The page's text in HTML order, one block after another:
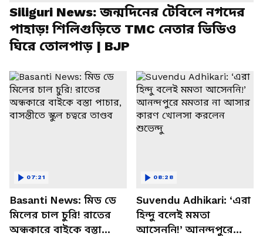
Siliguri News: জন্মদিনের টেবিলে নগদের
পাহাড়! শিলিগুড়িতে TMC নেতার ভিডিও
ঘিরে তোলপাড় | BJP
Basanti News: মিড ডে
মিলের চাল চুরি! রাতের
অন্ধকারে বাইকে বস্তা
07:21
Suvendu Adhikari: ‘এরা
হিন্দু বলেই মমতা
আসেননি!’ আনন্দপুরে
08:28